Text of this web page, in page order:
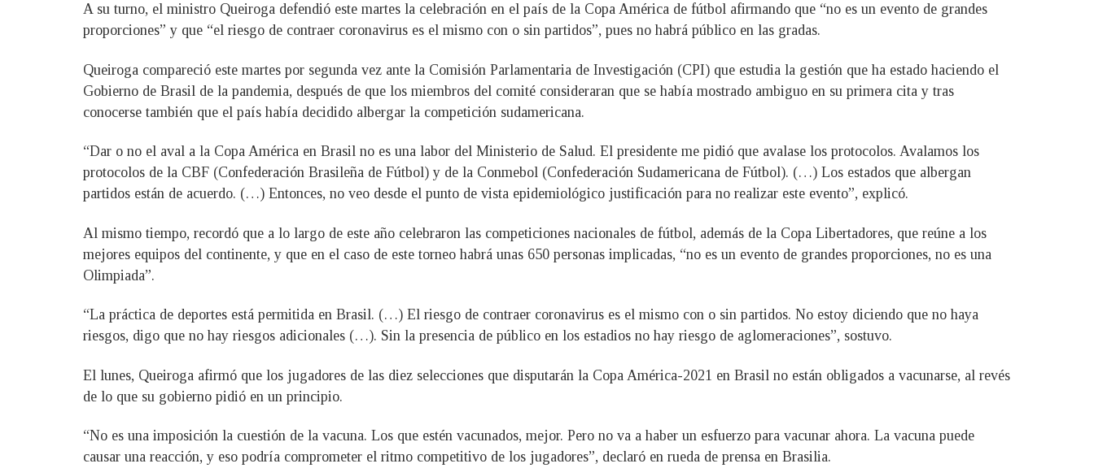
A su turno, el ministro Queiroga defendió este martes la celebración en el país de la Copa América de fútbol afirmando que “no es un evento de grandes
proporciones” y que “el riesgo de contraer coronavirus es el mismo con o sin partidos”, pues no habrá público en las gradas.
Queiroga compareció este martes por segunda vez ante la Comisión Parlamentaria de Investigación (CPI) que estudia la gestión que ha estado haciendo el
Gobierno de Brasil de la pandemia, después de que los miembros del comité consideraran que se había mostrado ambiguo en su primera cita y tras
conocerse también que el país había decidido albergar la competición sudamericana.
“Dar o no el aval a la Copa América en Brasil no es una labor del Ministerio de Salud. El presidente me pidió que avalase los protocolos. Avalamos los
protocolos de la CBF (Confederación Brasileña de Fútbol) y de la Conmebol (Confederación Sudamericana de Fútbol). (…) Los estados que albergan
partidos están de acuerdo. (…) Entonces, no veo desde el punto de vista epidemiológico justificación para no realizar este evento”, explicó.
Al mismo tiempo, recordó que a lo largo de este año celebraron las competiciones nacionales de fútbol, además de la Copa Libertadores, que reúne a los
mejores equipos del continente, y que en el caso de este torneo habrá unas 650 personas implicadas, “no es un evento de grandes proporciones, no es una
Olimpiada”.
“La práctica de deportes está permitida en Brasil. (…) El riesgo de contraer coronavirus es el mismo con o sin partidos. No estoy diciendo que no haya
riesgos, digo que no hay riesgos adicionales (…). Sin la presencia de público en los estadios no hay riesgo de aglomeraciones”, sostuvo.
El lunes, Queiroga afirmó que los jugadores de las diez selecciones que disputarán la Copa América-2021 en Brasil no están obligados a vacunarse, al revés
de lo que su gobierno pidió en un principio.
“No es una imposición la cuestión de la vacuna. Los que estén vacunados, mejor. Pero no va a haber un esfuerzo para vacunar ahora. La vacuna puede
causar una reacción, y eso podría comprometer el ritmo competitivo de los jugadores”, declaró en rueda de prensa en Brasilia.